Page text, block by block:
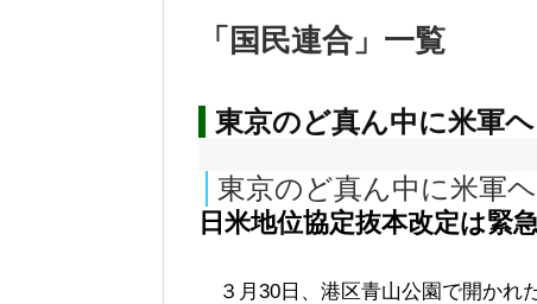
「 国民連合」 一覧
東京のど真ん中に米軍
東京のど真ん中に米軍
日米地位協定抜本改定は緊
３月30日、港区青山公園で開かれ